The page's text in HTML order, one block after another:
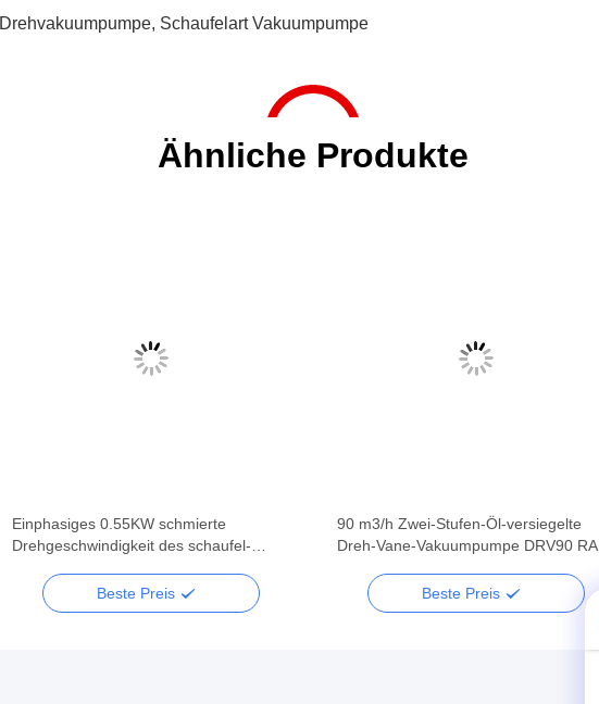
Drehvakuumpumpe, Schaufelart Vakuumpumpe
Ähnliche Produkte
Einphasiges 0.55KW schmierte
Drehgeschwindigkeit des schaufel-
CBM/h
Beste Preis
90 m3/h Zwei-Stufen-Öl-versiegelte
Dreh-Vane-Vakuumpumpe DRV90 RAL
Beste Preis